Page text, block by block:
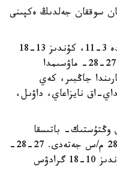
سوققان جەلدىڭ ەكپىنى
27- ماۋسىمدا اۋا تەمپەراتۋراسى تۇندە 3-11، كۇندىز 13-18
گرادۋس جىلىعا دەيىن تومەندەيدى. 27-28- ماۋسىمدا
جاڭبىر، كەي
اق نايزاعاي، داۋىل،
باتىسقا
اۋىسىپ، جىلدامدىعى 15-20، 23-28 م/س جەتەدى. 27-28-
ماۋسىمدا تەرمومەتر تۇندە 2-10، كۇندىز 10-18 گرادۋس